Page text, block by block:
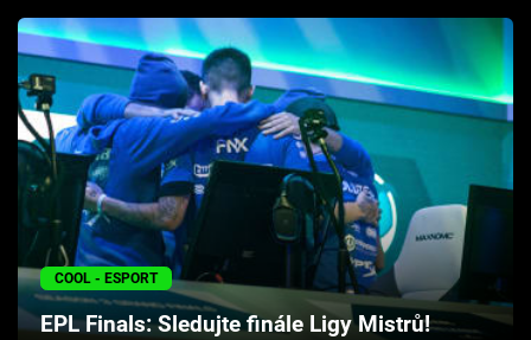
Filmy
Seriály
Hry
Cool Esport
Pořady
COOL - ESPORT
EPL Finals: Sledujte finále Ligy Mistrů!